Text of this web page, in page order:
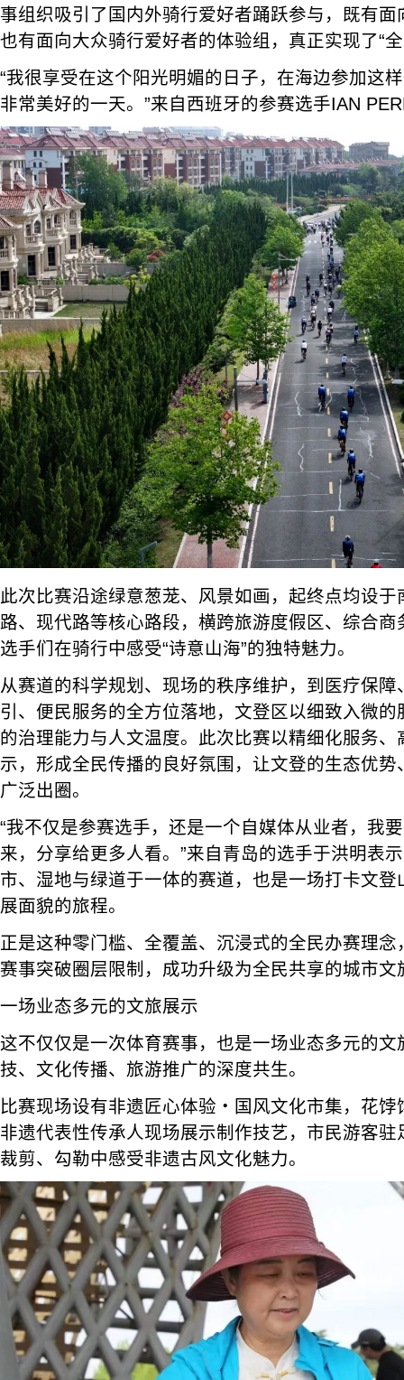
事组织吸引了国内外骑行爱好者踊跃参与，既有
也有面向大众骑行爱好者的体验组，真正实现了“
“我很享受在这个阳光明媚的日子，在海边参加这
非常美好的一天。”来自西班牙的参赛选手IAN
此次比赛沿途绿意葱茏、风景如画，起终点均设
路、现代路等核心路段，横跨旅游度假区、综合
选手们在骑行中感受“诗意山海”的独特魅力。
从赛道的科学规划、现场的秩序维护，到医疗保
引、便民服务的全方位落地，文登区以细致入微
的治理能力与人文温度。此次比赛以精细化服务
示，形成全民传播的良好氛围，让文登的生态优
广泛出圈。
“我不仅是参赛选手，还是一个自媒体从业者，我
来，分享给更多人看。”来自青岛的选手于洪明表
市、湿地与绿道于一体的赛道，也是一场打卡文
展面貌的旅程。
正是这种零门槛、全覆盖、沉浸式的全民办赛理
赛事突破圈层限制，成功升级为全民共享的城市文
一场业态多元的文旅展示
这不仅仅是一次体育赛事，也是一场业态多元的
技、文化传播、旅游推广的深度共生。
比赛现场设有非遗匠心体验・国风文化市集，花
非遗代表性传承人现场展示制作技艺，市民游客
裁剪、勾勒中感受非遗古风文化魅力。